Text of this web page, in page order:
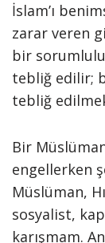
İslam’ı
zarar veren
bir
tebliğ edilir;
tebliğ
Bir
engellerken
Müslüman,
sosyalist,
karışmam.